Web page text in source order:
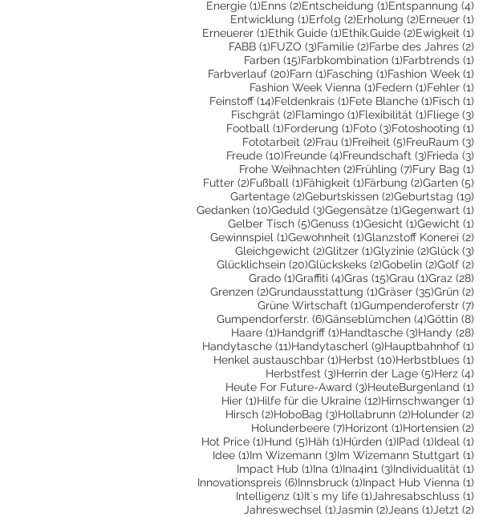
Energie (1)1 Beitrag
Enns (2)2 Beiträge
Entscheidung (1)1 Beitrag
Entspannung (4)
Entwicklung (1)1 Beitrag
Erfolg (2)2 Beiträge
Erholung (2)2 Beiträge
Erneuer (1)
Erneuerer (1)1 Beitrag
Ethik Guide (1)1 Beitrag
Ethik.Guide (2)2 Beiträge
Ewigkeit (1)
FABB (1)1 Beitrag
FUZO (3)3 Beiträge
Familie (2)2 Beiträge
Farbe des Jahres (2)
Farben (15)15 Beiträge
Farbkombination (1)1 Beitrag
Farbtrends (1)
Farbverlauf (20)20 Beiträge
Farn (1)1 Beitrag
Fasching (1)1 Beitrag
Fashion Week (1)
Fashion Week Vienna (1)1 Beitrag
Federn (1)1 Beitrag
Fehler (1)
Feinstoff (14)14 Beiträge
Feldenkrais (1)1 Beitrag
Fete Blanche (1)1 Beitrag
Fisch (1)
Fischgrät (2)2 Beiträge
Flamingo (1)1 Beitrag
Flexibilität (1)1 Beitrag
Fliege (3)
Football (1)1 Beitrag
Forderung (1)1 Beitrag
Foto (3)3 Beiträge
Fotoshooting (1)
Fototarbeit (2)2 Beiträge
Frau (1)1 Beitrag
Freiheit (5)5 Beiträge
FreuRaum (3)
Freude (10)10 Beiträge
Freunde (4)4 Beiträge
Freundschaft (3)3 Beiträge
Frieda (3)
Frohe Weihnachten (2)2 Beiträge
Frühling (7)7 Beiträge
Fury Bag (1)
Futter (2)2 Beiträge
Fußball (1)1 Beitrag
Fähigkeit (1)1 Beitrag
Färbung (2)2 Beiträge
Garten (5)
Gartentage (2)2 Beiträge
Geburtskissen (2)2 Beiträge
Geburtstag (19)
Gedanken (10)10 Beiträge
Geduld (3)3 Beiträge
Gegensätze (1)1 Beitrag
Gegenwart (1)
Gelber Tisch (5)5 Beiträge
Genuss (1)1 Beitrag
Gesicht (1)1 Beitrag
Gewicht (1)
Gewinnspiel (1)1 Beitrag
Gewohnheit (1)1 Beitrag
Glanzstoff Konerei (2)
Gleichgewicht (2)2 Beiträge
Glitzer (1)1 Beitrag
Glyzinie (2)2 Beiträge
Glück (3)
Glücklichsein (20)20 Beiträge
Glückskeks (2)2 Beiträge
Gobelin (2)2 Beiträge
Golf (2)
Grado (1)1 Beitrag
Graffiti (4)4 Beiträge
Gras (15)15 Beiträge
Grau (1)1 Beitrag
Graz (28)
Grenzen (2)2 Beiträge
Grundausstattung (1)1 Beitrag
Gräser (35)35 Beiträge
Grün (2)
Grüne Wirtschaft (1)1 Beitrag
Gumpenderoferstr (7)
Gumpendorferstr. (6)6 Beiträge
Gänseblümchen (4)4 Beiträge
Göttin (8)
Haare (1)1 Beitrag
Handgriff (1)1 Beitrag
Handtasche (3)3 Beiträge
Handy (28)
Handytasche (11)11 Beiträge
Handytascherl (9)9 Beiträge
Hauptbahnhof (1)
Henkel austauschbar (1)1 Beitrag
Herbst (10)10 Beiträge
Herbstblues (1)
Herbstfest (3)3 Beiträge
Herrin der Lage (5)5 Beiträge
Herz (4)
Heute For Future-Award (3)3 Beiträge
HeuteBurgenland (1)
Hier (1)1 Beitrag
Hilfe für die Ukraine (12)12 Beiträge
Hirnschwanger (1)
Hirsch (2)2 Beiträge
HoboBag (3)3 Beiträge
Hollabrunn (2)2 Beiträge
Holunder (2)
Holunderbeere (7)7 Beiträge
Horizont (1)1 Beitrag
Hortensien (2)
Hot Price (1)1 Beitrag
Hund (5)5 Beiträge
Häh (1)1 Beitrag
Hürden (1)1 Beitrag
IPad (1)1 Beitrag
Ideal (1)
Idee (1)1 Beitrag
Im Wizemann (3)3 Beiträge
Im Wizemann Stuttgart (1)
Impact Hub (1)1 Beitrag
Ina (1)1 Beitrag
Ina4in1 (3)3 Beiträge
Individualität (1)
Innovationspreis (6)6 Beiträge
Innsbruck (1)1 Beitrag
Inpact Hub Vienna (1)
Intelligenz (1)1 Beitrag
It´s my life (1) 1 Beitrag
Jahresabschluss (1)
Jahreswechsel (1) 1 Beitrag
Jasmin (2) 2 Beiträge
Jeans (1) 1 Beitrag
Jetzt (2)